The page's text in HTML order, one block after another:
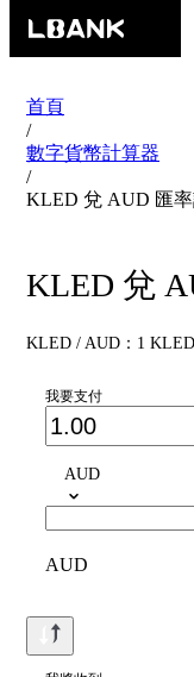
首頁
/
數字貨幣計算器
/
KLED 兌 AUD 匯
KLED 兌
KLED / AUD：1
我要支付
AUD
AUD